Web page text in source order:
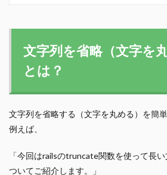
文字列を省略（文字を
とは？
文字列を省略する（文字を丸める）を簡
例えば、
「今回はrailsのtruncate関数を使って長
ついてご紹介します。」